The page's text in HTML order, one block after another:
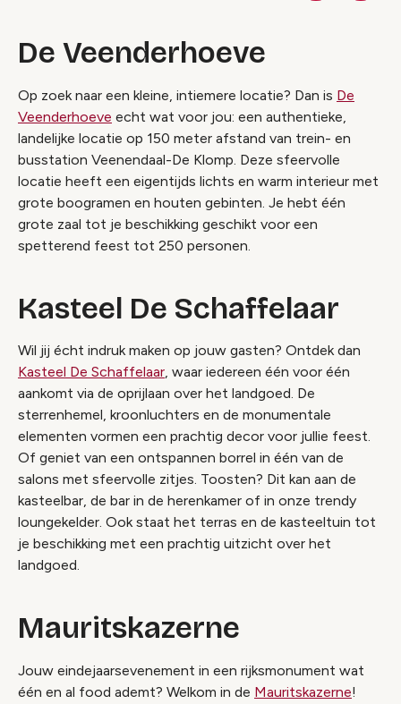
De Veenderhoeve
Op zoek naar een kleine, intiemere locatie? Dan is De
Veenderhoeve echt wat voor jou: een authentieke,
landelijke locatie op 150 meter afstand van trein- en
busstation Veenendaal-De Klomp. Deze sfeervolle
locatie heeft een eigentijds lichts en warm interieur met
grote boogramen en houten gebinten. Je hebt één
grote zaal tot je beschikking geschikt voor een
spetterend feest tot 250 personen.
Kasteel De Schaffelaar
Wil jij écht indruk maken op jouw gasten? Ontdek dan
Kasteel De Schaffelaar, waar iedereen één voor één
aankomt via de oprijlaan over het landgoed. De
sterrenhemel, kroonluchters en de monumentale
elementen vormen een prachtig decor voor jullie feest.
Of geniet van een ontspannen borrel in één van de
salons met sfeervolle zitjes. Toosten? Dit kan aan de
kasteelbar, de bar in de herenkamer of in onze trendy
loungekelder. Ook staat het terras en de kasteeltuin tot
je beschikking met een prachtig uitzicht over het
landgoed.
Mauritskazerne
Jouw eindejaarsevenement in een rijksmonument wat
één en al food ademt? Welkom in de Mauritskazerne!